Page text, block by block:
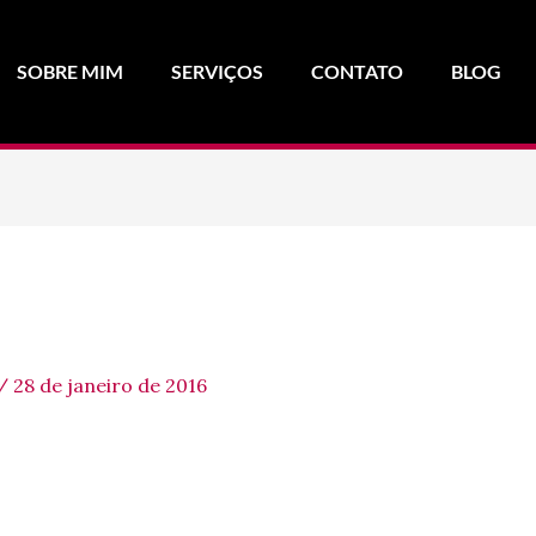
SOBRE MIM SERVIÇOS CONTATO BLOG
/ 28 de janeiro de 2016